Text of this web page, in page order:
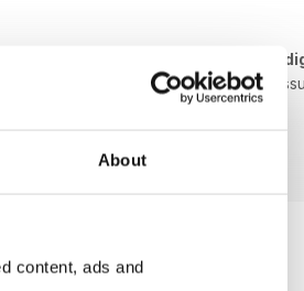
About
content, ads and
Autosport
and engaged each time a new